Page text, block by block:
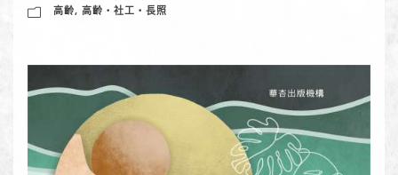
高齡, 高齡‧社工‧長照